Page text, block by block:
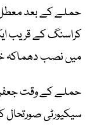
حملے کے بعد
کراسنگ کے قریب
میں نصب دھماکہ
حملے کے وقت جعفر
سیکیورٹی صورتحال